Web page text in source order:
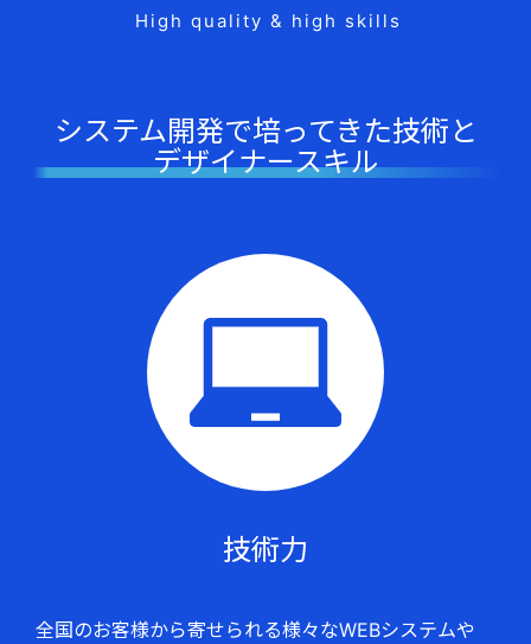
High quality & high skills
システム開発で培ってきた技術と
デザイナースキル
技術力
全国のお客様から寄せられる様々なWEBシステムや